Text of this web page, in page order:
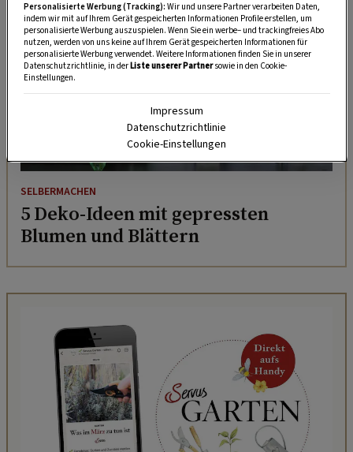
SELBERMACHEN
5 Deko-Ideen mit gepressten
Blumen und Blättern
Personalisierte Werbung (Tracking): Wir und unsere Partner verarbeiten Daten,
indem wir mit auf Ihrem Gerät gespeicherten Informationen Profile erstellen, um
personalisierte Werbung auszuspielen. Wenn Sie ein werbe– und trackingfreies Abo
nutzen, werden von uns keine auf Ihrem Gerät gespeicherten Informationen für
personalisierte Werbung verwendet. Weitere Informationen finden Sie in unserer
Datenschutzrichtlinie, in derListe unserer Partnersowie in den Cookie-
Einstellungen.
Impressum
Datenschutzrichtlinie
Cookie-Einstellungen